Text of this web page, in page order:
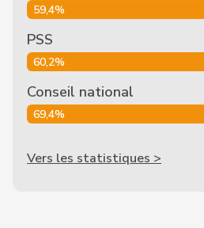
59,4%
PSS
60,2%
Conseil national
69,4%
Vers les statistiques >